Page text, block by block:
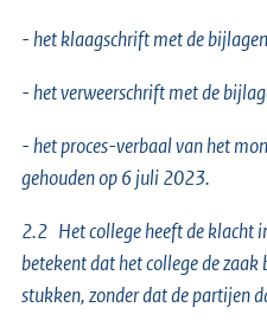
- het klaagschrift met de
- het verweerschrift met de
- het proces-verbaal van het
gehouden op 6 juli 2023.
2.2 Het college heeft de klacht
betekent dat het college de zaak
stukken, zonder dat de partijen